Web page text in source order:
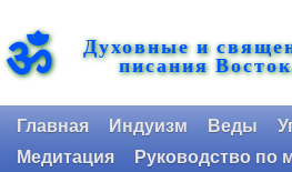
ॐ Духовные и
писания
Главная Индуизм Веды
Медитация
Руководство по